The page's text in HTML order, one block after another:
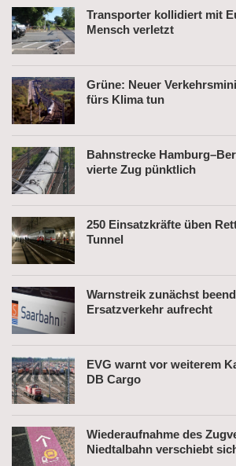
Transporter kollidiert mit
Mensch verletzt
Grüne: Neuer
fürs Klima tun
Bahnstrecke
vierte Zug pünktlich
250 Einsatzkräfte üben
Tunnel
Warnstreik zunächst
Ersatzverkehr aufrecht
EVG warnt vor weiterem
DB Cargo
Wiederaufnahme des
Niedtalbahn verschiebt